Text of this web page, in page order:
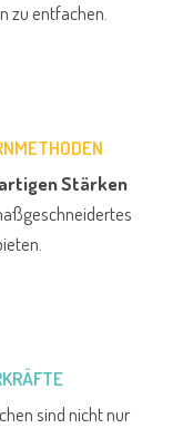
zu entfachen.
Stärken
sind nicht nur